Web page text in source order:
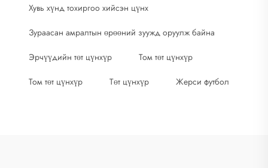
Хувь хүнд тохиргоо хийсэн цүнх
Зураасан амралтын өрөөний зуужд оруулж байна
Эрчүүдийн төт цүнхүр Том төт цүнхүр
Том төт цүнхүр Төт цүнхүр Жерси футбол